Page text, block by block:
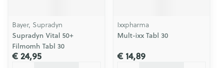
Bayer, Supradyn
Supradyn Vital 50+
Filmomh Tabl 30
€ 24,95
Ixxpharma
Mult-ixx Tabl 30
€ 14,89